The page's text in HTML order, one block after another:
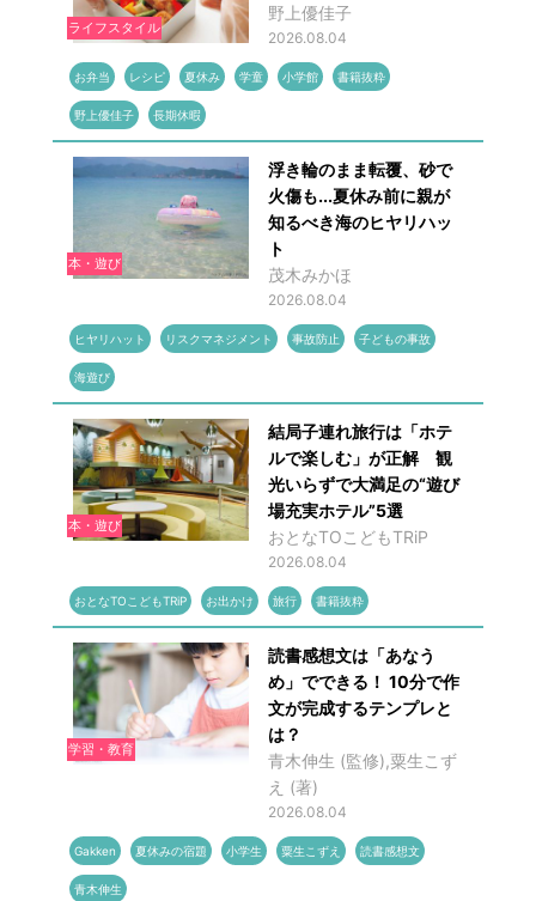
ライフスタイル
野上優佳子
2026.08.04
お弁当 レシピ 夏休み 学童 小学館 書籍抜粋
野上優佳子 長期休暇
本・遊び
浮き輪のまま転覆、砂で
火傷も...夏休み前に親が
知るべき海のヒヤリハッ
ト
茂木みかほ
2026.08.04
ヒヤリハット リスクマネジメント 事故防止 子どもの事故
海遊び
本・遊び
結局子連れ旅行は「ホテ
ルで楽しむ」が正解 観
光いらずで大満足の“遊び
場充実ホテル”5選
おとなTOこどもTRiP
2026.08.04
おとなTOこどもTRiP お出かけ 旅行 書籍抜粋
学習・教育
読書感想文は「あなう
め」でできる！ 10分で作
文が完成するテンプレと
は？
青木伸生 (監修),粟生こず
え (著)
2026.08.04
Gakken 夏休みの宿題 小学生 粟生こずえ 読書感想文
青木伸生